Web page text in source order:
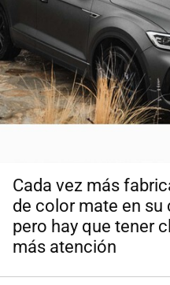
Cada vez más
de color mate en
pero hay que tener
más atención